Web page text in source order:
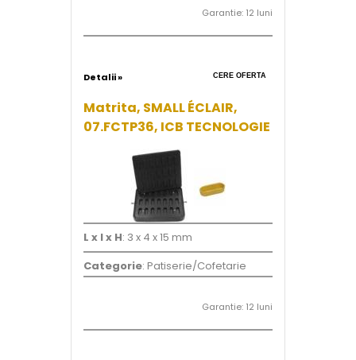
Garantie: 12 luni
Detalii » CERE OFERTA
Matrita, SMALL ÉCLAIR,
07.FCTP36, ICB TECNOLOGIE
L x l x H: 3 x 4 x 15 mm
Categorie: Patiserie/Cofetarie
Garantie: 12 luni